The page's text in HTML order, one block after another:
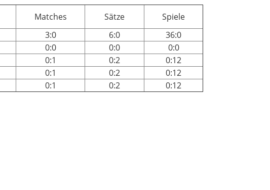
Matches Sätze
Spiele
3:0 6:0
36:0
0:0 0:0
0:0
0:1 0:2
0:12
0:1 0:2
0:12
0:1 0:2 0:12